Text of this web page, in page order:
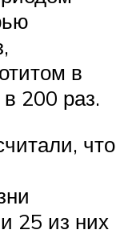
в
200 раз.
что
25 из них